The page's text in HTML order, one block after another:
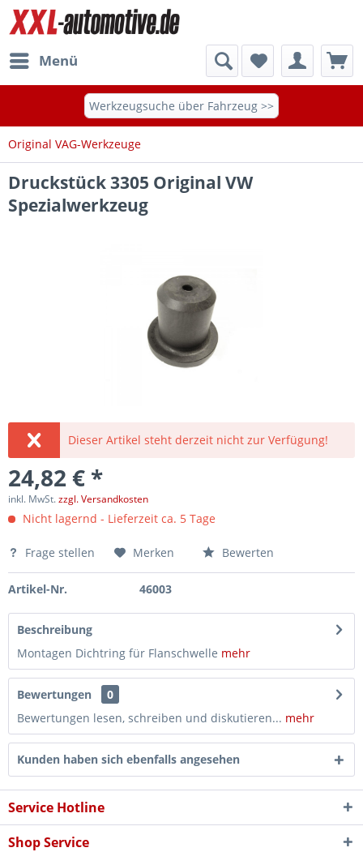
Menü
Werkzeugsuche über Fahrzeug >>
Original VAG-Werkzeuge
Druckstück 3305 Original VW
Spezialwerkzeug
Dieser Artikel steht derzeit nicht zur Verfügung!
24,82 € *
inkl. MwSt.zzgl. Versandkosten
Nicht lagernd - Lieferzeit ca. 5 Tage
Frage stellen Merken Bewerten
Artikel-Nr. 46003
Beschreibung
Montagen Dichtring für Flanschwelle mehr
Bewertungen
0
Bewertungen lesen, schreiben und diskutieren... mehr
Kunden haben sich ebenfalls angesehen
Service Hotline
Shop Service